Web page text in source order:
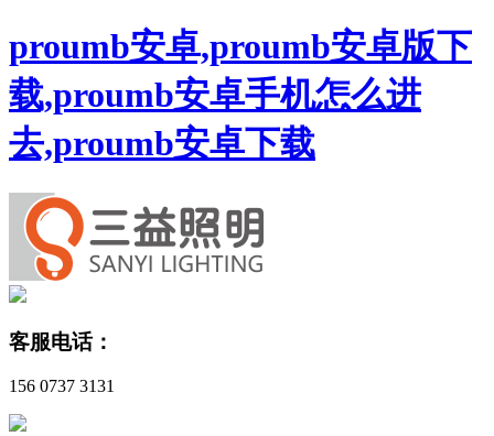
proumb安卓,proumb安卓版下
载,proumb安卓手机怎么进
去,proumb安卓下载
客服电话：
156 0737 3131